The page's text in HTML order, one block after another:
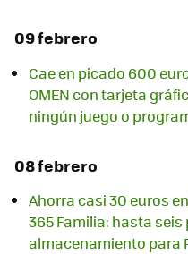
09 febrero
Cae en picado 600
OMEN con tarjeta
ningún juego o
08 febrero
Ahorra casi 30 euros
365 Familia: hasta seis
almacenamiento para